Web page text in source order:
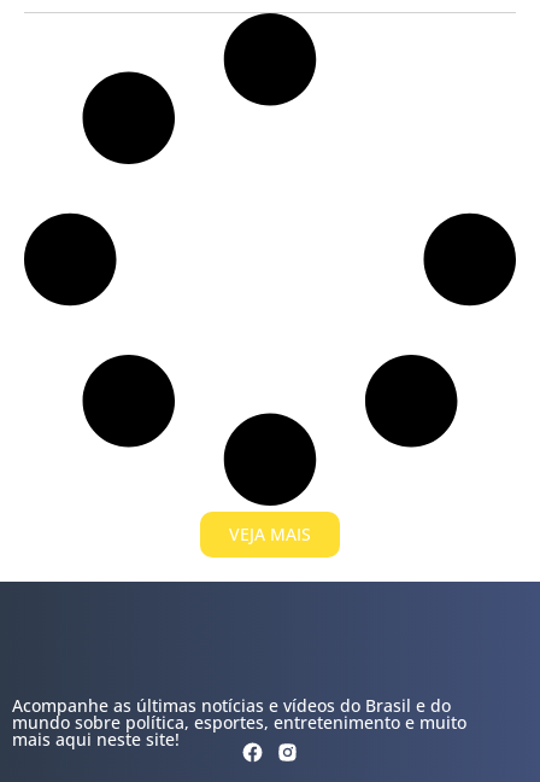
VEJA MAIS
Acompanhe as últimas notícias e vídeos do Brasil e do
mundo sobre política, esportes, entretenimento e muito
mais aqui neste site!